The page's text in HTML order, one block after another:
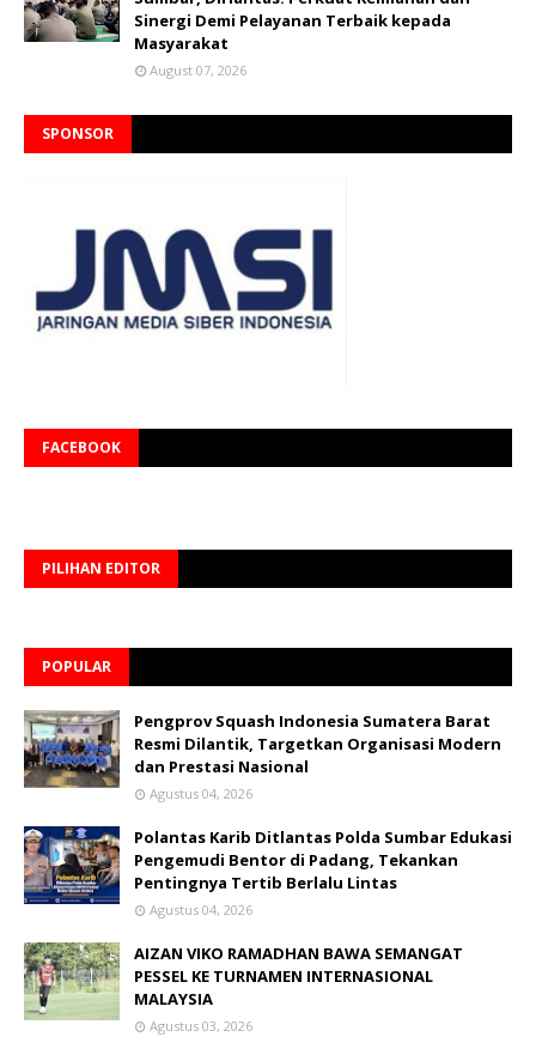
Sinergi Demi Pelayanan Terbaik kepada
Masyarakat
August 07, 2026
SPONSOR
FACEBOOK
PILIHAN EDITOR
POPULAR
Pengprov Squash Indonesia Sumatera Barat
Resmi Dilantik, Targetkan Organisasi Modern
dan Prestasi Nasional
Agustus 04, 2026
Polantas Karib Ditlantas Polda Sumbar Edukasi
Pengemudi Bentor di Padang, Tekankan
Pentingnya Tertib Berlalu Lintas
Agustus 04, 2026
AIZAN VIKO RAMADHAN BAWA SEMANGAT
PESSEL KE TURNAMEN INTERNASIONAL
MALAYSIA
Agustus 03, 2026